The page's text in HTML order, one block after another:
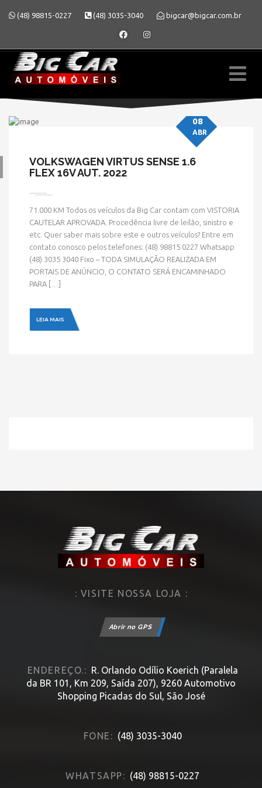
(48) 98815-0227 (48) 3035-3040 bigcar@bigcar.com.br
» MODELO » VIRTUS
HOME » MODELO » VIRTUS
VOLKSWAGEN VIRTUS SENSE 1.6
FLEX 16V AUT. 2022
08
ABR
71.000 KM Todos os veículos da Big Car contam com VISTORIA
CAUTELAR APROVADA. Procedência livre de leilão, sinistro e
etc. Quer saber mais sobre este e outros veículos? Entre em
contato conosco pelos telefones: (48) 98815 0227 Whatsapp
(48) 3035 3040 Fixo – TODA SIMULAÇÃO REALIZADA EM
PORTAIS DE ANÚNCIO, O CONTATO SERÁ ENCAMINHADO
PARA […]
LEIA MAIS
: VISITE NOSSA LOJA :
Abrir no GPS
ENDEREÇO.: R. Orlando Odílio Koerich (Paralela
da BR 101, Km 209, Saída 207), 9260 Automotivo
Shopping Picadas do Sul, São José
FONE: (48) 3035-3040
WHATSAPP: (48) 98815-0227